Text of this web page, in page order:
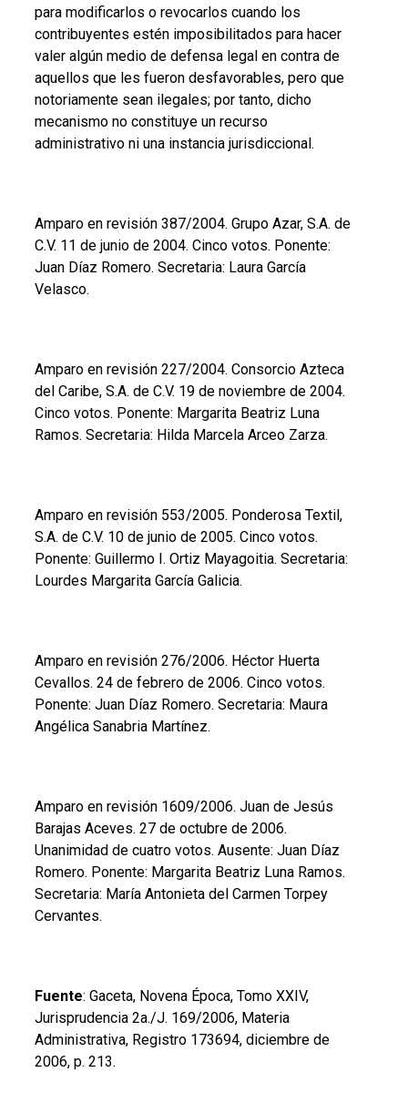
para modificarlos o revocarlos cuando los
contribuyentes estén imposibilitados para hacer
valer algún medio de defensa legal en contra de
aquellos que les fueron desfavorables, pero que
notoriamente sean ilegales; por tanto, dicho
mecanismo no constituye un recurso
administrativo ni una instancia jurisdiccional.
Amparo en revisión 387/2004. Grupo Azar, S.A. de
C.V. 11 de junio de 2004. Cinco votos. Ponente:
Juan Díaz Romero. Secretaria: Laura García
Velasco.
Amparo en revisión 227/2004. Consorcio Azteca
del Caribe, S.A. de C.V. 19 de noviembre de 2004.
Cinco votos. Ponente: Margarita Beatriz Luna
Ramos. Secretaria: Hilda Marcela Arceo Zarza.
Amparo en revisión 553/2005. Ponderosa Textil,
S.A. de C.V. 10 de junio de 2005. Cinco votos.
Ponente: Guillermo I. Ortiz Mayagoitia. Secretaria:
Lourdes Margarita García Galicia.
Amparo en revisión 276/2006. Héctor Huerta
Cevallos. 24 de febrero de 2006. Cinco votos.
Ponente: Juan Díaz Romero. Secretaria: Maura
Angélica Sanabria Martínez.
Amparo en revisión 1609/2006. Juan de Jesús
Barajas Aceves. 27 de octubre de 2006.
Unanimidad de cuatro votos. Ausente: Juan Díaz
Romero. Ponente: Margarita Beatriz Luna Ramos.
Secretaria: María Antonieta del Carmen Torpey
Cervantes.
Fuente: Gaceta, Novena Época, Tomo XXIV,
Jurisprudencia 2a./J. 169/2006, Materia
Administrativa, Registro 173694, diciembre de
2006, p. 213.